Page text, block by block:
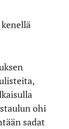
ohi
sadat